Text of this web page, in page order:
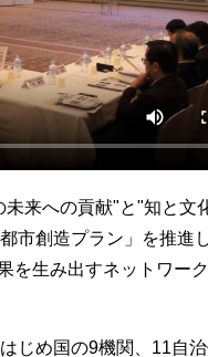
来への貢献"と"知と文
市創造プラン」を推進
を生み出すネットワー
じめ国の9機関、11自